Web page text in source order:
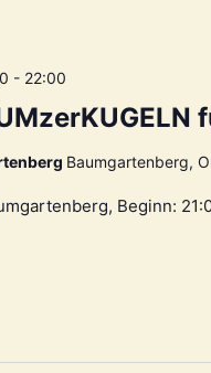
- 22:00
Baumgartenberg,
Beginn: